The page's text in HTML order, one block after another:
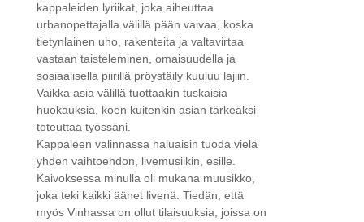
kappaleiden lyriikat, joka aiheuttaa
urbanopettajalla välillä pään vaivaa, koska
tietynlainen uho, rakenteita ja valtavirtaa
vastaan taisteleminen, omaisuudella ja
sosiaalisella piirillä pröystäily kuuluu lajiin.
Vaikka asia välillä tuottaakin tuskaisia
huokauksia, koen kuitenkin asian tärkeäksi
toteuttaa työssäni.
Kappaleen valinnassa haluaisin tuoda vielä
yhden vaihtoehdon, livemusiikin, esille.
Kaivoksessa minulla oli mukana muusikko,
joka teki kaikki äänet livenä. Tiedän, että
myös Vinhassa on ollut tilaisuuksia, joissa on